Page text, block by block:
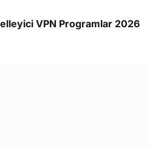
VPN Programlar 2026